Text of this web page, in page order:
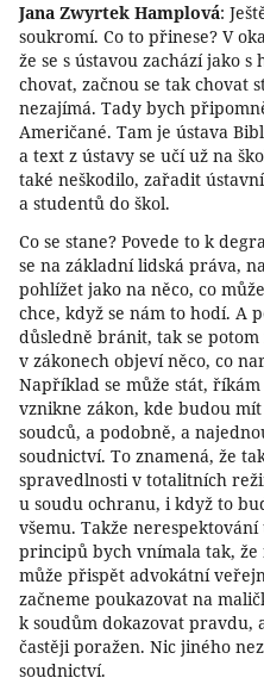
Jana Zwyrtek Hamplová:
soukromí. Co to přinese? V
že se s ústavou zachází jako
chovat, začnou se tak chovat
nezajímá. Tady bych
Američané. Tam je ústava
a text z ústavy se učí už na
také neškodilo, zařadit
a studentů do škol.
Co se stane? Povede to k
se na základní lidská práva,
pohlížet jako na něco, co
chce, když se nám to hodí. A
důsledně bránit, tak se potom
v zákonech objeví něco, co
Například se může stát,
vznikne zákon, kde budou
soudců, a podobně, a
soudnictví. To znamená, že
spravedlnosti v totalitních
u soudu ochranu, i když to
všemu. Takže
principů bych vnímala tak,
může přispět advokátní
začneme poukazovat na
k soudům dokazovat pravdu,
častěji poražen. Nic jiného
soudnictví.